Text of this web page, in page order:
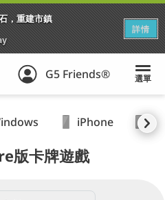
，重建市鎮
詳情
G5 Friends® 選單
iPhone
版卡牌遊戲